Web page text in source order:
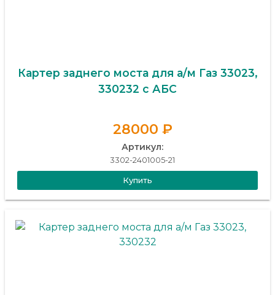
Картер заднего моста для а/м Газ 33023,
330232 с АБС
28000 ₽
Артикул:
3302-2401005-21
Купить